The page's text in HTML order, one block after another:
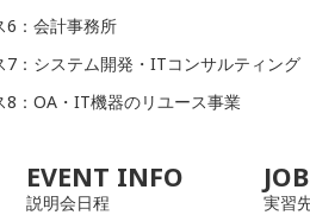
6：会計事務所
7：システム開発・ITコンサルティング
8：OA・IT機器のリユース事業
EVENT INFO
説明会日程
実習